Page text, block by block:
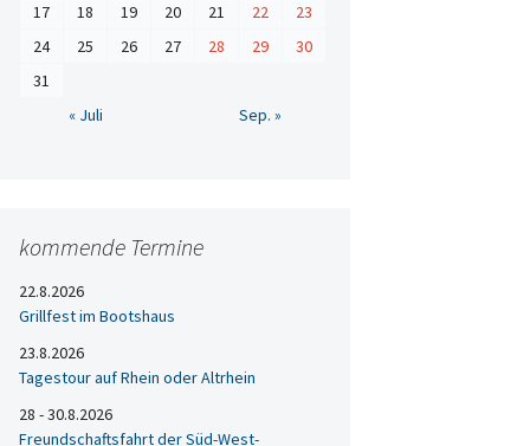
17
18 19 20 21 22
23
24
25 26 27 28 29
30
31
« Juli
Sep. »
kommende Termine
22.8.2026
Grillfest im Bootshaus
23.8.2026
Tagestour auf Rhein oder Altrhein
28 - 30.8.2026
Freundschaftsfahrt der Süd-West-